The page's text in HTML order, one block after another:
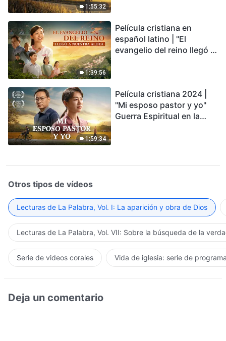
1:55:32
conmovedor
1:39:56
Película cristiana en
español latino | "El
evangelio del reino llegó a
1:59:34
Película cristiana 2024 |
"Mi esposo pastor y yo"
Guerra Espiritual en la
Otros tipos de vídeos
Lecturas de La Palabra, Vol. I: La aparición y obra de Dios
Lecturas de La Palabra, Vol. VII: Sobre la búsqueda de la
Serie de videos corales Vida de iglesia: serie de
Deja un comentario